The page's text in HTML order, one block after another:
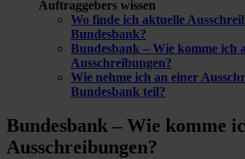
Auftraggebers wissen
Wo finde ich aktuelle
Bundesbank?
Bundesbank – Wie komme ich
Ausschreibungen?
Wie nehme ich an einer
Bundesbank teil?
Bundesbank – Wie komme
Ausschreibungen?